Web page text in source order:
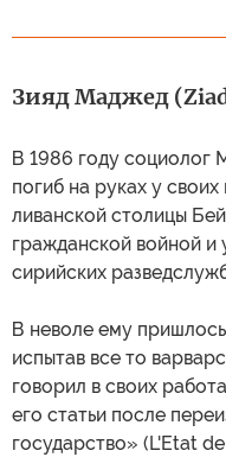
Зияд Маджед
В 1986 году социолог
погиб на руках у
ливанской столицы
гражданской войной и
сирийских
В неволе ему
испытав все то
говорил в своих
его статьи после
государство» (L'Etat